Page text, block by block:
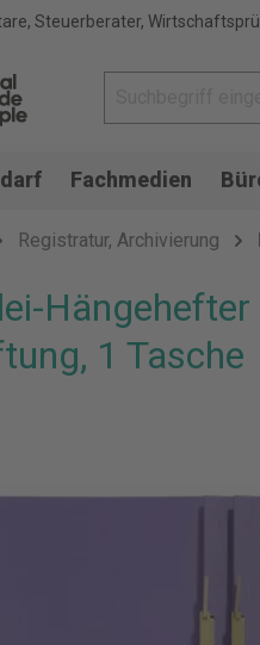
Steuerberater,
Fachmedien
Registratur, Archivierung
1 Tasche